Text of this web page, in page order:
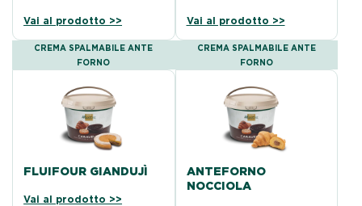
Vai al prodotto >> Vai al prodotto >>
CREMA SPALMABILE ANTE
FORNO
FLUIFOUR GIANDUJÌ
Vai al prodotto >>
CREMA SPALMABILE ANTE
FORNO
ANTEFORNO
NOCCIOLA